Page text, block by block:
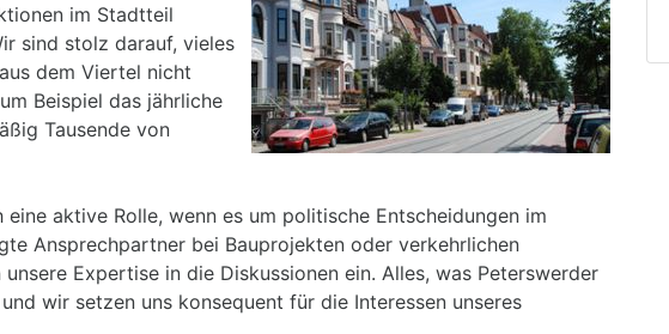
im Stadtteil
sind stolz darauf, vieles
dem Viertel nicht
Beispiel das jährliche
Tausende von
eine aktive Rolle, wenn es um politische Entscheidungen im
Ansprechpartner bei Bauprojekten oder verkehrlichen
Expertise in die Diskussionen ein. Alles, was Peterswerder
wir setzen uns konsequent für die Interessen unseres